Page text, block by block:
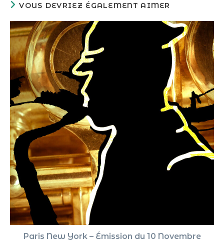
VOUS DEVRIEZ ÉGALEMENT AIMER
Paris New York – Émission du 10 Novembre